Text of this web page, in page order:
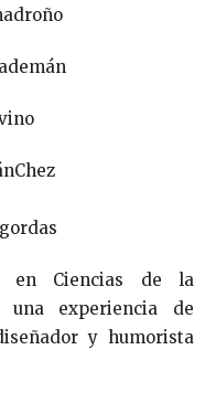
en Ciencias de la
una experiencia de
y humorista